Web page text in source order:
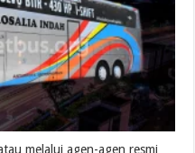
melalui agen-agen resmi